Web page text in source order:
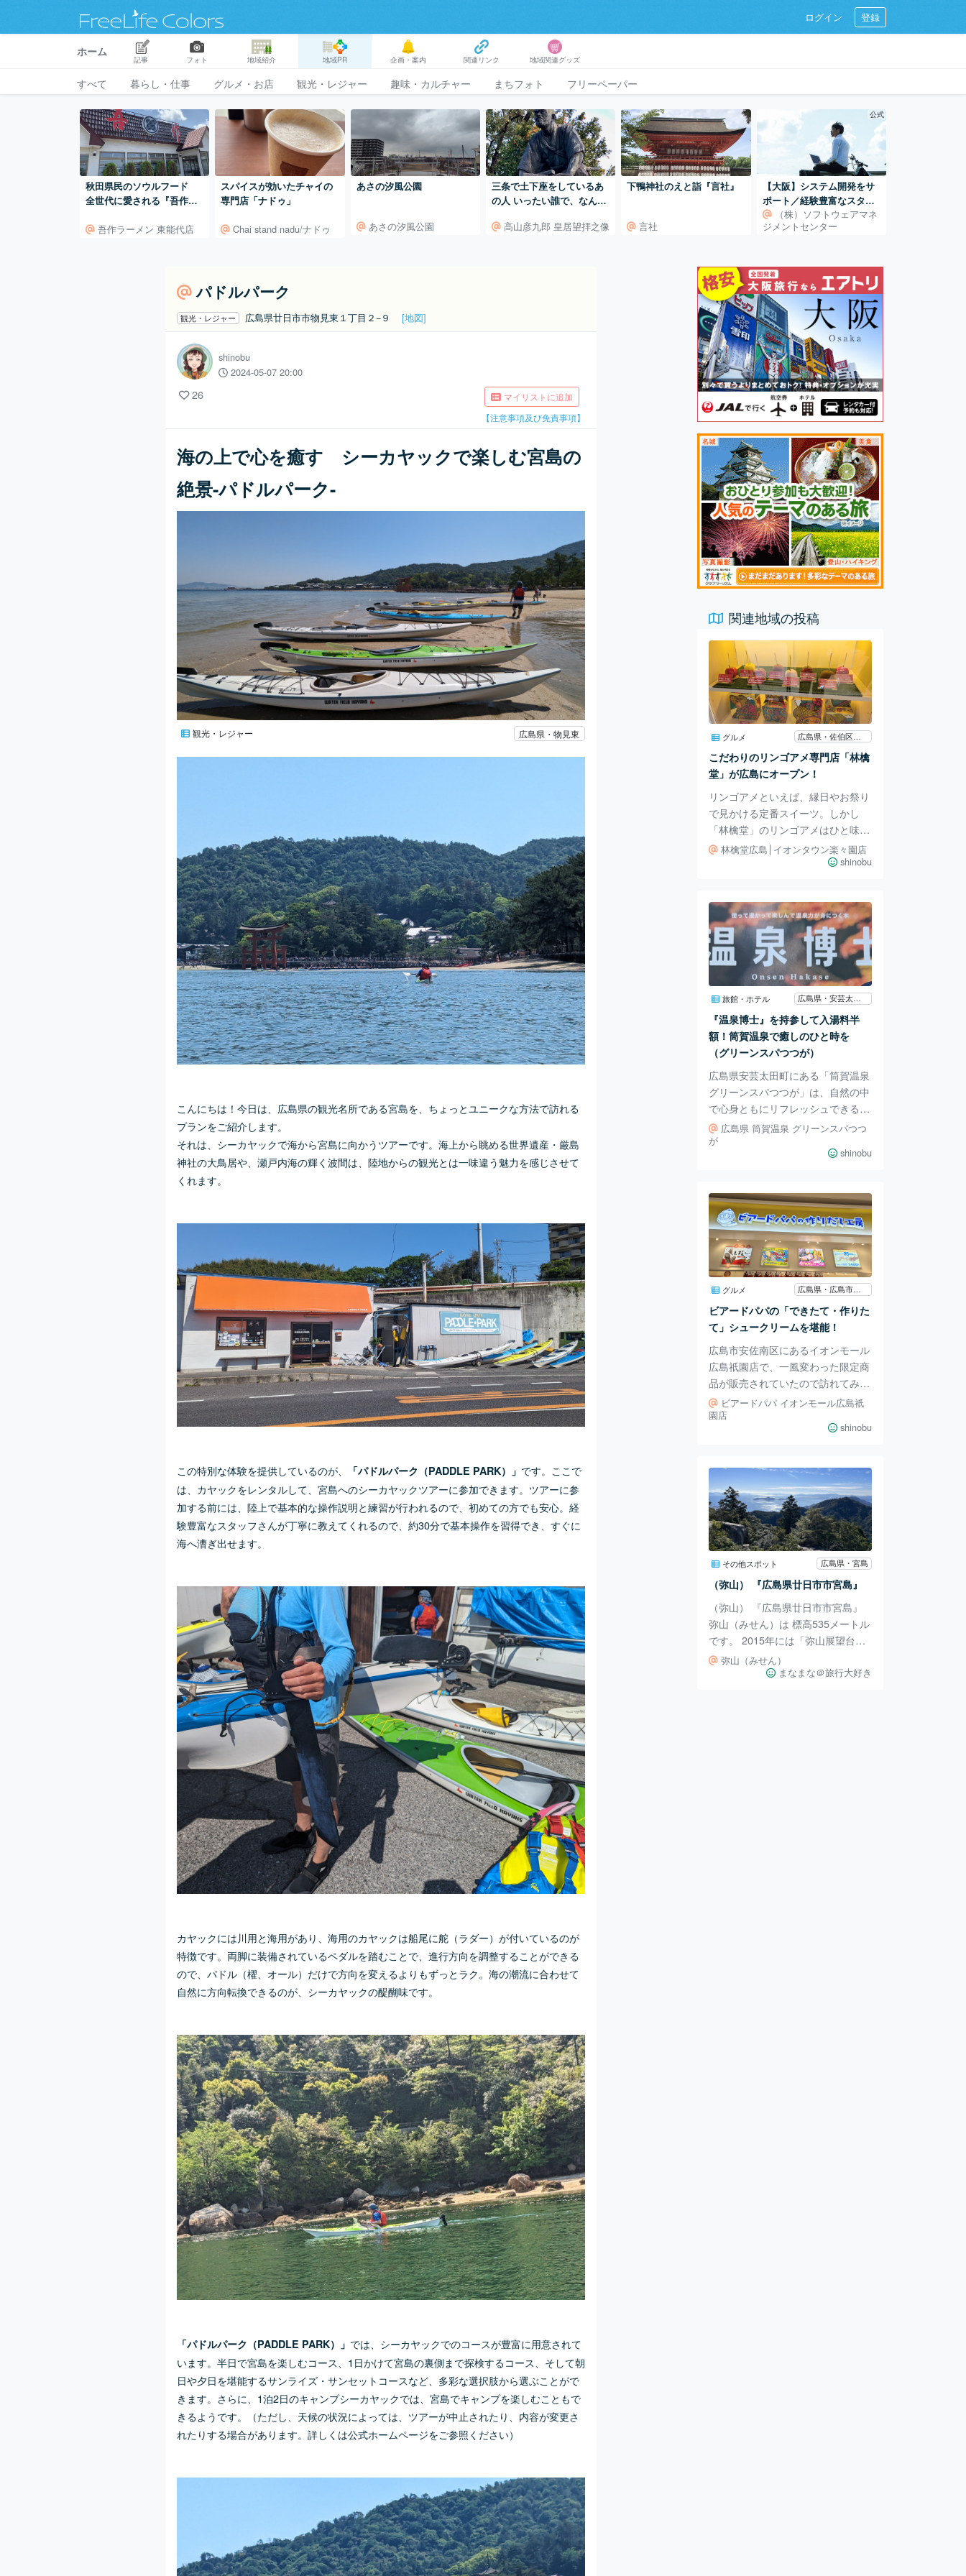
ログイン 登録
ホーム
記事 フォト 地域紹介 地域PR 企画・案内 関連リンク 地域関連グッズ
すべて 暮らし・仕事 グルメ・お店 観光・レジャー 趣味・カルチャー まちフォト フリーペーパー
秋田県民のソウルフード
全世代に愛される『吾作ラ
吾作ラーメン 東能代店
スパイスが効いたチャイの
専門店「ナドゥ」
Chai stand nadu/ナドゥ
あさの汐風公園
あさの汐風公園
三条で土下座をしているあ
の人 いったい誰で、なんで
高山彦九郎 皇居望拝之像
下鴨神社のえと詣『言社』
言社
公式
【大阪】システム開発をサ
ポート／経験豊富なスタッ
フが対応いたします！
（株）ソフトウェアマネ
ジメントセンター
パドルパーク
観光・レジャー 広島県廿日市市物見東１丁目２−９ [地図]
shinobu
2024-05-07 20:00
26
マイリストに追加
【注意事項及び免責事項】
海の上で心を癒す シーカヤックで楽しむ宮島の
絶景-パドルパーク-
観光・レジャー 広島県・物見東
こんにちは！今日は、広島県の観光名所である宮島を、ちょっとユニークな方法で訪れる
プランをご紹介します。
それは、シーカヤックで海から宮島に向かうツアーです。海上から眺める世界遺産・厳島
神社の大鳥居や、瀬戸内海の輝く波間は、陸地からの観光とは一味違う魅力を感じさせて
くれます。
この特別な体験を提供しているのが、 「パドルパーク（PADDLE PARK）」 です。ここで
は、カヤックをレンタルして、宮島へのシーカヤックツアーに参加できます。ツアーに参
加する前には、陸上で基本的な操作説明と練習が行われるので、初めての方でも安心。経
験豊富なスタッフさんが丁寧に教えてくれるので、約30分で基本操作を習得でき、すぐに
海へ漕ぎ出せます。
カヤックには川用と海用があり、海用のカヤックは船尾に舵（ラダー）が付いているのが
特徴です。両脚に装備されているペダルを踏むことで、進行方向を調整することができる
ので、パドル（櫂、オール）だけで方向を変えるよりもずっとラク。海の潮流に合わせて
自然に方向転換できるのが、シーカヤックの醍醐味です。
「パドルパーク（PADDLE PARK）」 では、シーカヤックでのコースが豊富に用意されて
います。半日で宮島を楽しむコース、1日かけて宮島の裏側まで探検するコース、そして朝
日や夕日を堪能するサンライズ・サンセットコースなど、多彩な選択肢から選ぶことがで
きます。さらに、1泊2日のキャンプシーカヤックでは、宮島でキャンプを楽しむこともで
きるようです。（ただし、天候の状況によっては、ツアーが中止されたり、内容が変更さ
れたりする場合があります。詳しくは公式ホームページをご参照ください）
関連地域の投稿
グルメ 広島県・佐伯区楽々園
こだわりのリンゴアメ専門店「林檎
堂」が広島にオープン！
リンゴアメといえば、縁日やお祭り
で見かける定番スイーツ。しかし
「林檎堂」のリンゴアメはひと味違
います。青森県を中心に、その時期
に一番おいしいリンゴを厳選し、職
新店舗がオープンしたとのことで、
さっそく訪れてみました。 フレッ
シュなリンゴが主役のスイーツ
「林檎堂」のリンゴアメの魅力は、
なんといってもリンゴの鮮度。農家
さんと直接対話し、その時期に最も
おいしい品種を仕入れているそう。
定番の8種に加え、期間限定フレー
バーや希少なリンゴも登場
林檎堂広島│イオンタウン楽々園店
shinobu
旅館・ホテル 広島県・安芸太田町中筒賀
『温泉博士』を持参して入湯料半
額！筒賀温泉で癒しのひと時を
（グリーンスパつつが）
広島県安芸太田町にある「筒賀温泉
グリーンスパつつが」は、自然の中
で心身ともにリフレッシュできる温
泉施設です。今回この施設を利用す
るにあたり、全国の提供している温
泉の割引チケットがついている月間
泉に入ってきましたので、これから
ご紹介します。 この施設の周囲は
四季折々の美しい風景に包まれ、小
高い丘の上に建つ施設からは素晴ら
しい眺望が広がります。特に、2階
と3階にある展望浴場からは夜景を
楽しむことができ、静かなひと時を
過ごしたい方にぴったりです。 温
泉は、1500mの
広島県 筒賀温泉 グリーンスパつつ
が
shinobu
グルメ 広島県・広島市安佐南区祇園
ビアードパパの「できたて・作りた
て」シュークリームを堪能！
広島市安佐南区にあるイオンモール
広島祇園店で、一風変わった限定商
品が販売されていたので訪れてみま
した。 ビアードパパは、いつも
「できたて・作りたて」のシューク
リームを食べられるお店です。お店
て、クリームは毎日手作りしている
ので、とても新鮮です。注文を受け
たあと、ひとつひとつクリームを丁
寧に詰めてくれるので、いつでもで
きたてのシュークリームが楽しめま
す。お店は、安心して食べられる安
全な材料を使い、特別な作り方でシ
ュークリームを作っています。その
ビアードパパ イオンモール広島祇
園店
shinobu
その他スポット 広島県・宮島
（弥山） 『広島県廿日市市宮島』
（弥山） 『広島県廿日市市宮島』
弥山（みせん）は 標高535メートル
です。 2015年には「弥山展望台か
らの眺望」が ミシュラン・グリー
ンガイド・ジャポンにて、三ツ星を
弥山（みせん）
まなまな＠旅行大好き